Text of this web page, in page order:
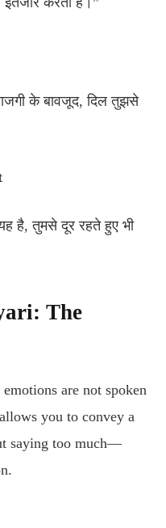
के बावजूद, दिल तुझसे
है, तुमसे दूर रहते हुए भी
The
are not spoken
you to convey a
saying too much—